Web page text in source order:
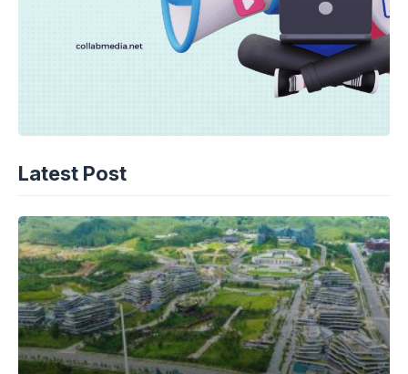
Latest Post